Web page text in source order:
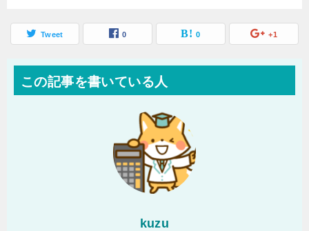
Tweet 0 0 +1
この記事を書いている人
kuzu